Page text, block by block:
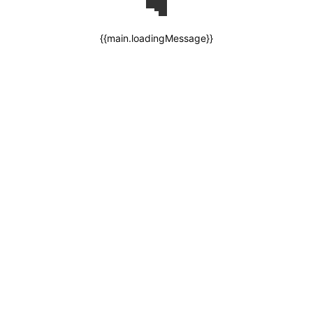
{{main.loadingMessage}}